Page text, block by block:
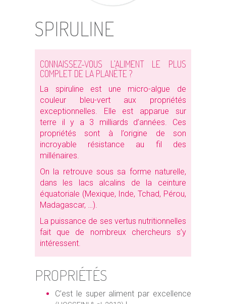
SPIRULINE
CONNAISSEZ-VOUS L’ALIMENT LE PLUS
COMPLET DE LA PLANÈTE ?
La spiruline est une micro-algue de
couleur bleu-vert aux propriétés
exceptionnelles. Elle est apparue sur
terre il y a 3 milliards d’années. Ces
propriétés sont à l’origine de son
incroyable résistance au fil des
millénaires.
On la retrouve sous sa forme naturelle,
dans les lacs alcalins de la ceinture
équatoriale (Mexique, Inde, Tchad, Pérou,
Madagascar, …).
La puissance de ses vertus nutritionnelles
fait que de nombreux chercheurs s’y
intéressent.
PROPRIÉTÉS
C’est le super aliment par excellence